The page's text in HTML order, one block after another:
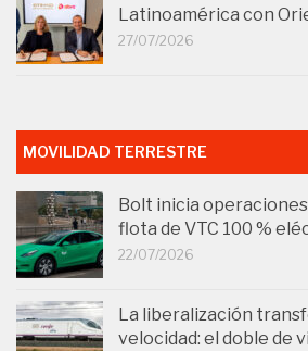
Latinoamérica con
27/07/2026
MOVILIDAD TERRESTRE
Bolt inicia
flota de VTC 100 %
22/07/2026
La liberalización
velocidad: el doble de